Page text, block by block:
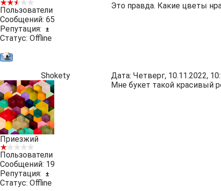
Пользователи
Сообщений: 65
Репутация:
±
Статус: Offline
Это правда. Какие цветы
Shokety Дата: Четверг, 10.11.2022,
Приезжий
Пользователи
Сообщений: 19
Репутация:
±
Статус: Offline
Мне букет такой красивый